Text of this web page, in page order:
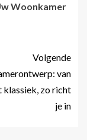
Woonkamer
Volgende
van
klassiek, zo richt
je in